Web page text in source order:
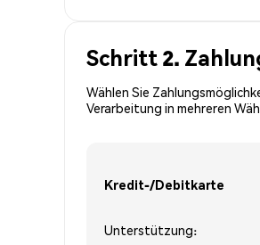
Schritt 2.
Wählen Sie
Verarbeitung in mehreren
Kredit-/Debitkarte
Unterstützung: